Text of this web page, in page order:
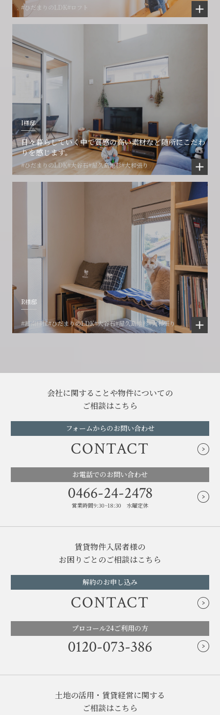
#ひだまりのLDK#ロフト
I様邸
日々暮らしていく中で質感の高い素材など随所にこだわ
りを感じます。
#ひだまりのLDK#大谷石#屋久島地杉#大和張り
R様邸
#湘南移住#ひだまりのLDK#大谷石#屋久島地杉#大和張り
会社に関することや物件についての
ご相談はこちら
フォームからのお問い合わせ
CONTACT
お電話でのお問い合わせ
0466-24-2478
営業時間9:30~18:30 水曜定休
賃貸物件入居者様の
お困りごとのご相談はこちら
解約のお申し込み
CONTACT
プロコール24ご利用の方
0120-073-386
土地の活用・賃貸経営に関する
ご相談はこちら